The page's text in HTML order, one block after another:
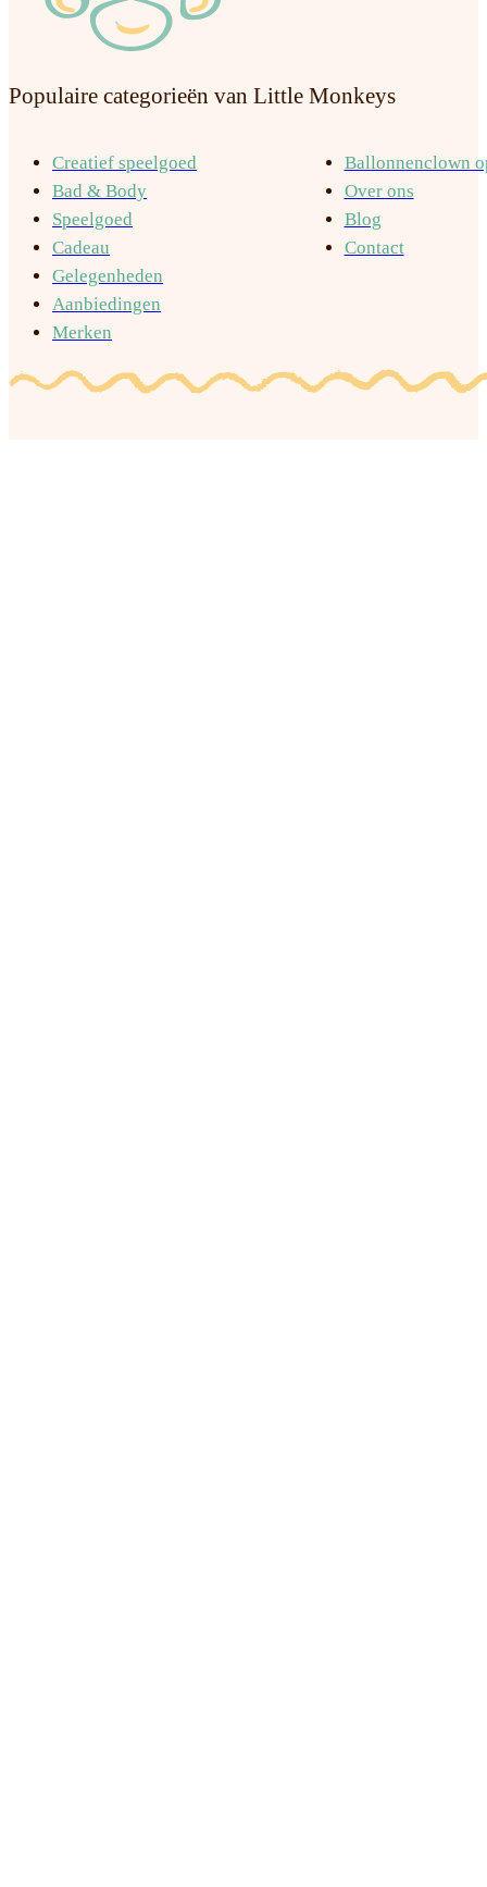
Populaire categorieën van Little Monkeys
Creatief speelgoed
Bad & Body
Speelgoed
Cadeau
Gelegenheden
Aanbiedingen
Merken
Ballonnenclown
Over ons
Blog
Contact